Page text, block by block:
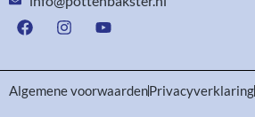
Algemene voorwaardenPrivacyverklaring